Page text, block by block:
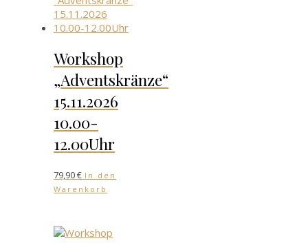
Workshop
„Adventskränze“
15.11.2026
10.00-
12.00Uhr
79,90€ In den
Warenkorb